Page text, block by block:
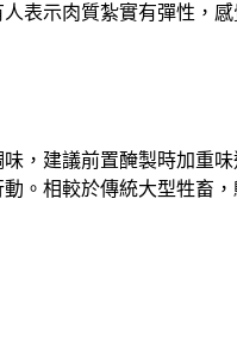
表示肉質紮實有彈性，
，建議前置醃製時加重
。相較於傳統大型牲畜